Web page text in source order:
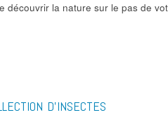
découvrir la nature sur le pas de
D’INSECTES